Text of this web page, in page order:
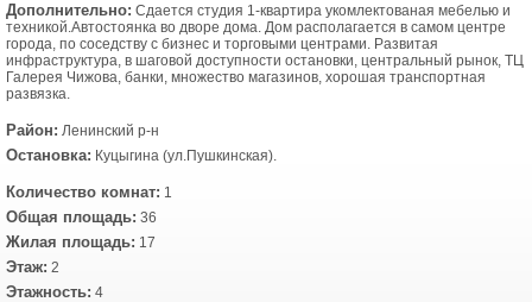
Дополнительно: Сдается студия 1-квартира укомлектованая мебелью и
техникой.Автостоянка во дворе дома. Дом располагается в самом центре
города, по соседству с бизнес и торговыми центрами. Развитая
инфраструктура, в шаговой доступности остановки, центральный рынок, ТЦ
Галерея Чижова, банки, множество магазинов, хорошая транспортная
развязка.
Район: Ленинский р-н
Остановка: Куцыгина (ул.Пушкинская).
Количество комнат: 1
Общая площадь: 36
Жилая площадь: 17
Этаж: 2
Этажность: 4